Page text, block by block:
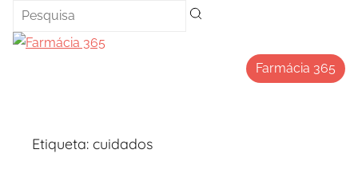
Saltar
para
Farmácia 365
Etiqueta: cuidados